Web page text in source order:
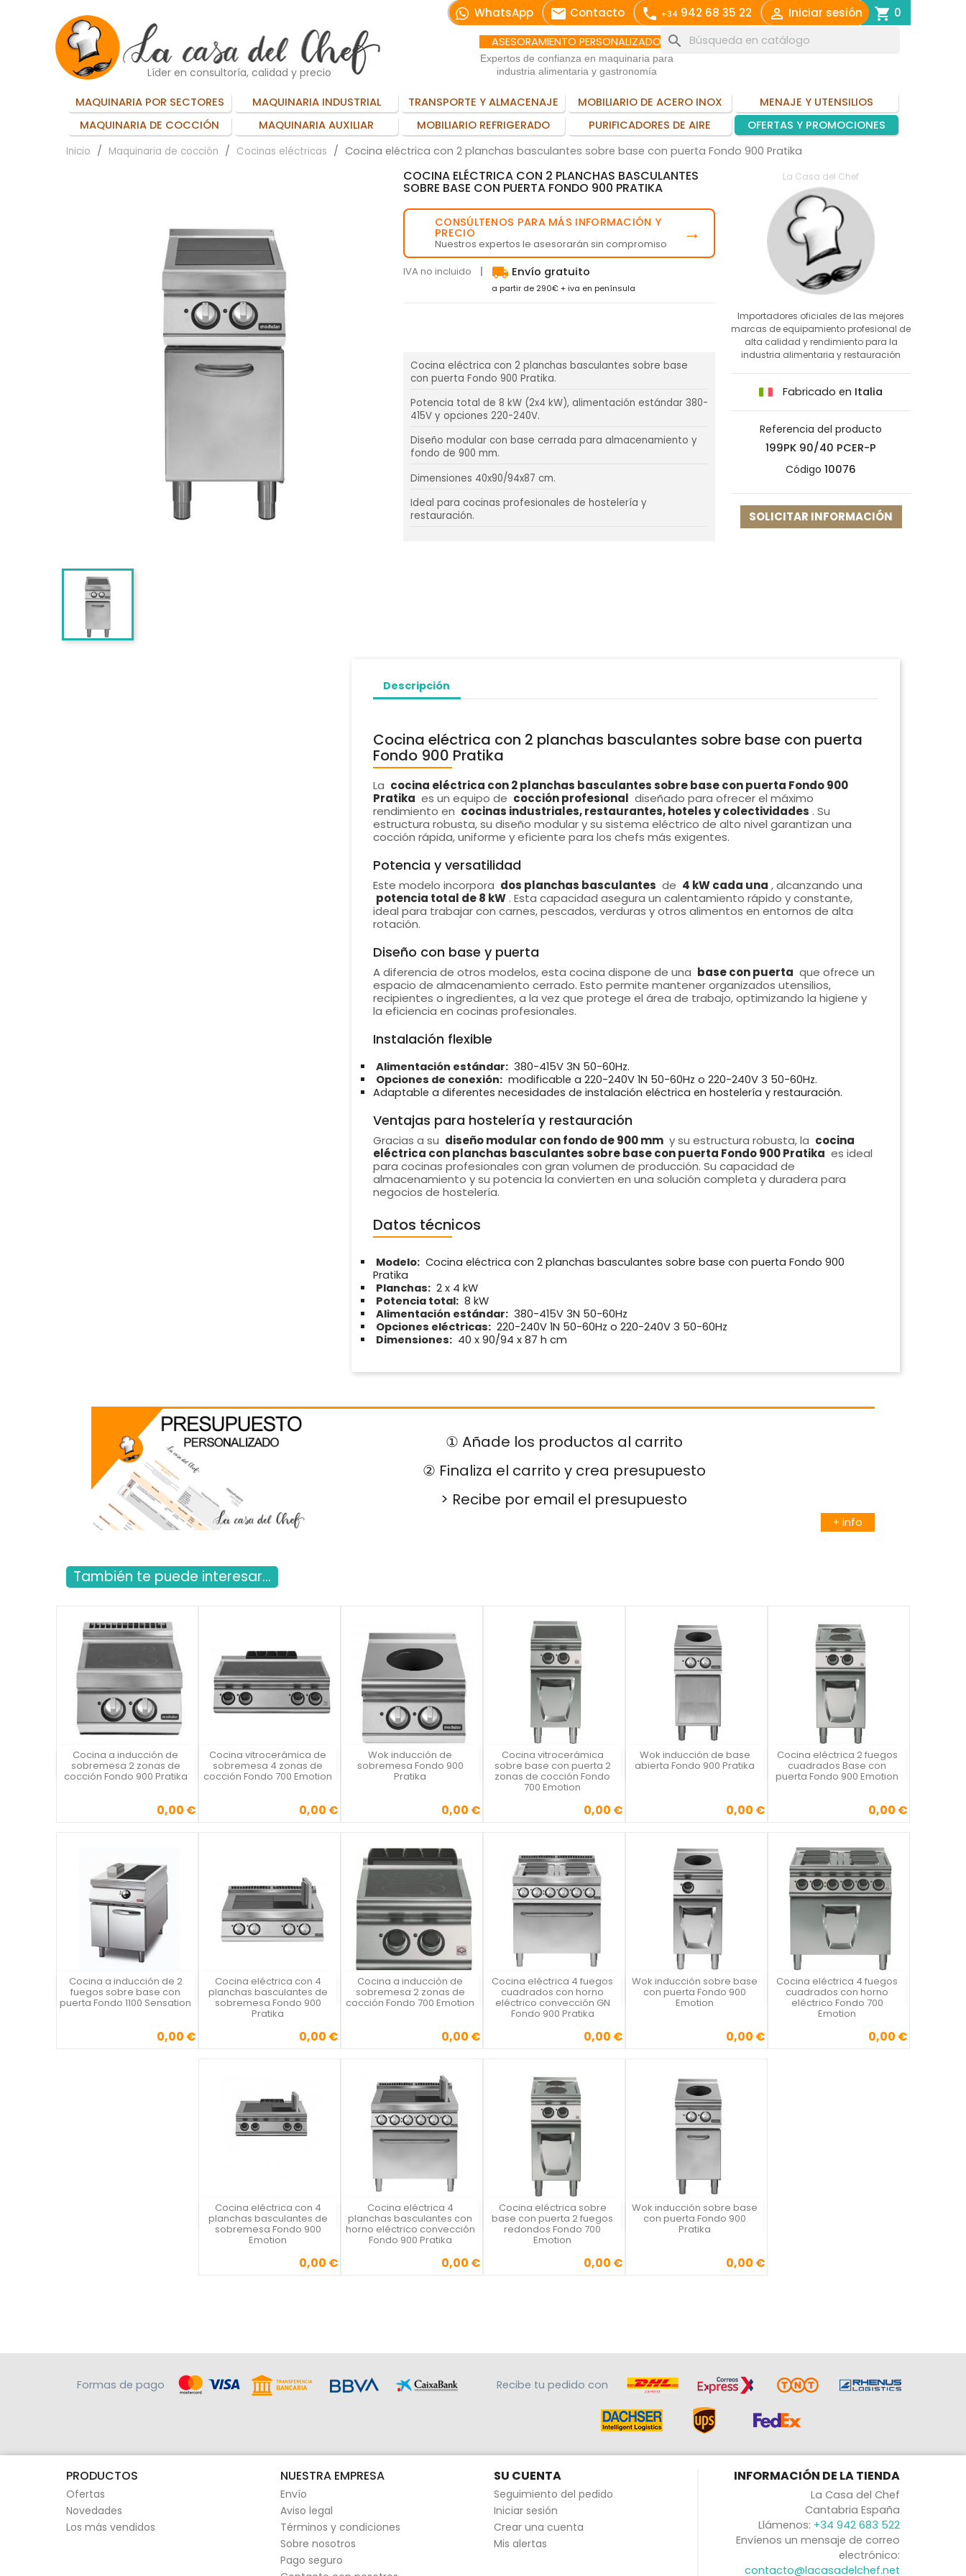
WhatsApp email Contacto call +34 942 68 35 22  Iniciar sesión shopping_cart 0
Líder en consultoría, calidad y precio
ASESORAMIENTO PERSONALIZADO
Expertos de confianza en maquinaria para
industria alimentaria y gastronomía
search
MAQUINARIA POR SECTORES MAQUINARIA INDUSTRIAL TRANSPORTE Y ALMACENAJE MOBILIARIO DE ACERO INOX
MENAJE Y UTENSILIOS
MAQUINARIA DE COCCIÓN
MAQUINARIA AUXILIAR MOBILIARIO REFRIGERADO PURIFICADORES DE AIRE OFERTAS Y PROMOCIONES
Inicio Maquinaria de cocción Cocinas eléctricas Cocina eléctrica con 2 planchas basculantes sobre base con puerta Fondo 900 Pratika
COCINA ELÉCTRICA CON 2 PLANCHAS BASCULANTES
SOBRE BASE CON PUERTA FONDO 900 PRATIKA
CONSÚLTENOS PARA MÁS INFORMACIÓN Y
PRECIO
Nuestros expertos le asesorarán sin compromiso →
IVA no incluido local_shipping Envío gratuito
a partir de 290€ + iva en península
Cocina eléctrica con 2 planchas basculantes sobre base
con puerta Fondo 900 Pratika.
Potencia total de 8 kW (2x4 kW), alimentación estándar 380-
415V y opciones 220-240V.
Diseño modular con base cerrada para almacenamiento y
fondo de 900 mm.
Dimensiones 40x90/94x87 cm.
Ideal para cocinas profesionales de hostelería y
restauración.
La Casa del Chef
Importadores oficiales de las mejores
marcas de equipamiento profesional de
alta calidad y rendimiento para la
industria alimentaria y restauración
Fabricado en Italia
Referencia del producto
199PK 90/40 PCER-P
Código 10076
SOLICITAR INFORMACIÓN
Descripción
Cocina eléctrica con 2 planchas basculantes sobre base con puerta
Fondo 900 Pratika
La cocina eléctrica con 2 planchas basculantes sobre base con puerta Fondo 900
Pratika es un equipo de cocción profesional diseñado para ofrecer el máximo
rendimiento en cocinas industriales, restaurantes, hoteles y colectividades . Su
estructura robusta, su diseño modular y su sistema eléctrico de alto nivel garantizan una
cocción rápida, uniforme y eficiente para los chefs más exigentes.
Potencia y versatilidad
Este modelo incorpora dos planchas basculantes de 4 kW cada una , alcanzando una
potencia total de 8 kW . Esta capacidad asegura un calentamiento rápido y constante,
ideal para trabajar con carnes, pescados, verduras y otros alimentos en entornos de alta
rotación.
Diseño con base y puerta
A diferencia de otros modelos, esta cocina dispone de una base con puerta que ofrece un
espacio de almacenamiento cerrado. Esto permite mantener organizados utensilios,
recipientes o ingredientes, a la vez que protege el área de trabajo, optimizando la higiene y
la eficiencia en cocinas profesionales.
Instalación flexible
Alimentación estándar: 380-415V 3N 50-60Hz.
Opciones de conexión: modificable a 220-240V 1N 50-60Hz o 220-240V 3 50-60Hz.
Adaptable a diferentes necesidades de instalación eléctrica en hostelería y restauración.
Ventajas para hostelería y restauración
Gracias a su diseño modular con fondo de 900 mm y su estructura robusta, la cocina
eléctrica con planchas basculantes sobre base con puerta Fondo 900 Pratika es ideal
para cocinas profesionales con gran volumen de producción. Su capacidad de
almacenamiento y su potencia la convierten en una solución completa y duradera para
negocios de hostelería.
Datos técnicos
Modelo: Cocina eléctrica con 2 planchas basculantes sobre base con puerta Fondo 900
Pratika
Planchas: 2 x 4 kW
Potencia total: 8 kW
Alimentación estándar: 380-415V 3N 50-60Hz
Opciones eléctricas: 220-240V 1N 50-60Hz o 220-240V 3 50-60Hz
Dimensiones: 40 x 90/94 x 87 h cm
① Añade los productos al carrito
② Finaliza el carrito y crea presupuesto
> Recibe por email el presupuesto
+ info
También te puede interesar...
Cocina a inducción de
sobremesa 2 zonas de
cocción Fondo 900 Pratika
Precio0,00 €

Vista rápida Cocina vitrocerámica de
sobremesa 4 zonas de
cocción Fondo 700 Emotion
Precio0,00 €

Vista rápida Wok inducción de
sobremesa Fondo 900
Pratika
Precio0,00 €

Vista rápida Cocina vitrocerámica
sobre base con puerta 2
zonas de cocción Fondo
700 Emotion
Precio0,00 €

Vista rápida Wok inducción de base
abierta Fondo 900 Pratika
Precio0,00 €

Vista rápida Cocina eléctrica 2 fuegos
cuadrados Base con
puerta Fondo 900 Emotion
Precio0,00 €

Vista rápida
Cocina a inducción de 2
fuegos sobre base con
puerta Fondo 1100 Sensation
Precio0,00 €

Vista rápida Cocina eléctrica con 4
planchas basculantes de
sobremesa Fondo 900
Pratika
Precio0,00 €

Vista rápida Cocina a inducción de
sobremesa 2 zonas de
cocción Fondo 700 Emotion
Precio0,00 €

Vista rápida Cocina eléctrica 4 fuegos
cuadrados con horno
eléctrico convección GN
Fondo 900 Pratika
Precio0,00 €

Vista rápida Wok inducción sobre base
con puerta Fondo 900
Emotion
Precio0,00 €

Vista rápida Cocina eléctrica 4 fuegos
cuadrados con horno
eléctrico Fondo 700
Emotion
Precio0,00 €

Vista rápida
Cocina eléctrica con 4
planchas basculantes de
sobremesa Fondo 900
Emotion
Precio0,00 €

Vista rápida Cocina eléctrica 4
planchas basculantes con
horno eléctrico convección
Fondo 900 Pratika
Precio0,00 €

Vista rápida Cocina eléctrica sobre
base con puerta 2 fuegos
redondos Fondo 700
Emotion
Precio0,00 €

Vista rápida Wok inducción sobre base
con puerta Fondo 900
Pratika
Precio0,00 €

Vista rápida
Formas de pago Recibe tu pedido con
PRODUCTOS
Ofertas
Novedades
Los más vendidos
NUESTRA EMPRESA
Envío
Aviso legal
Términos y condiciones
Sobre nosotros
Pago seguro
SU CUENTA
Seguimiento del pedido
Iniciar sesión
Crear una cuenta
Mis alertas
INFORMACIÓN DE LA TIENDA
La Casa del Chef
Cantabria España
Llámenos: +34 942 683 522
Envíenos un mensaje de correo
electrónico:
contacto@lacasadelchef.net